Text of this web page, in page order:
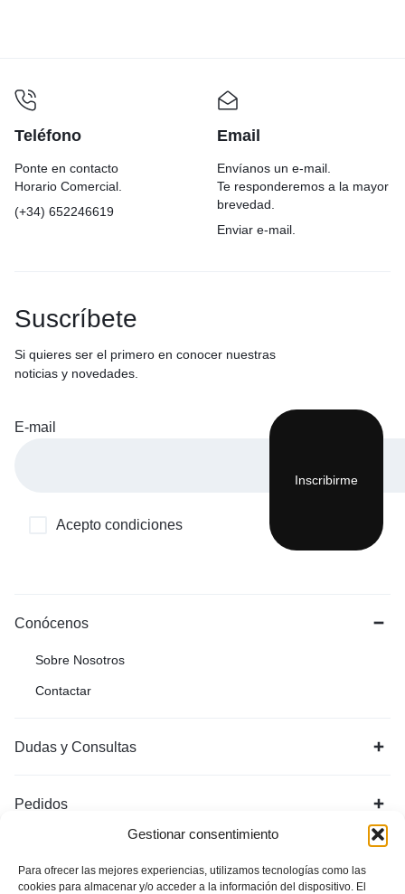
Gestionar consentimiento
Para ofrecer las mejores experiencias, utilizamos tecnologías como las
cookies para almacenar y/o acceder a la información del dispositivo. El
Teléfono
Ponte en contacto
Horario Comercial.
(+34) 652246619
Email
Envíanos un e-mail.
Te responderemos a la mayor
brevedad.
Enviar e-mail.
Suscríbete
Si quieres ser el primero en conocer nuestras
noticias y novedades.
E-mail
Acepto condiciones
Conócenos
Sobre Nosotros
Contactar
Dudas y Consultas
Pedidos